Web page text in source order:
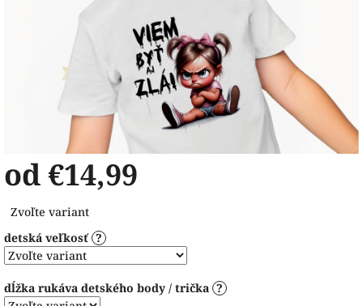
od €14,99
cena:
Zvoľte variant
detská veľkosť ?
dĺžka rukáva detského body / trička ?